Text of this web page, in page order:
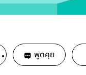
พูดคุย